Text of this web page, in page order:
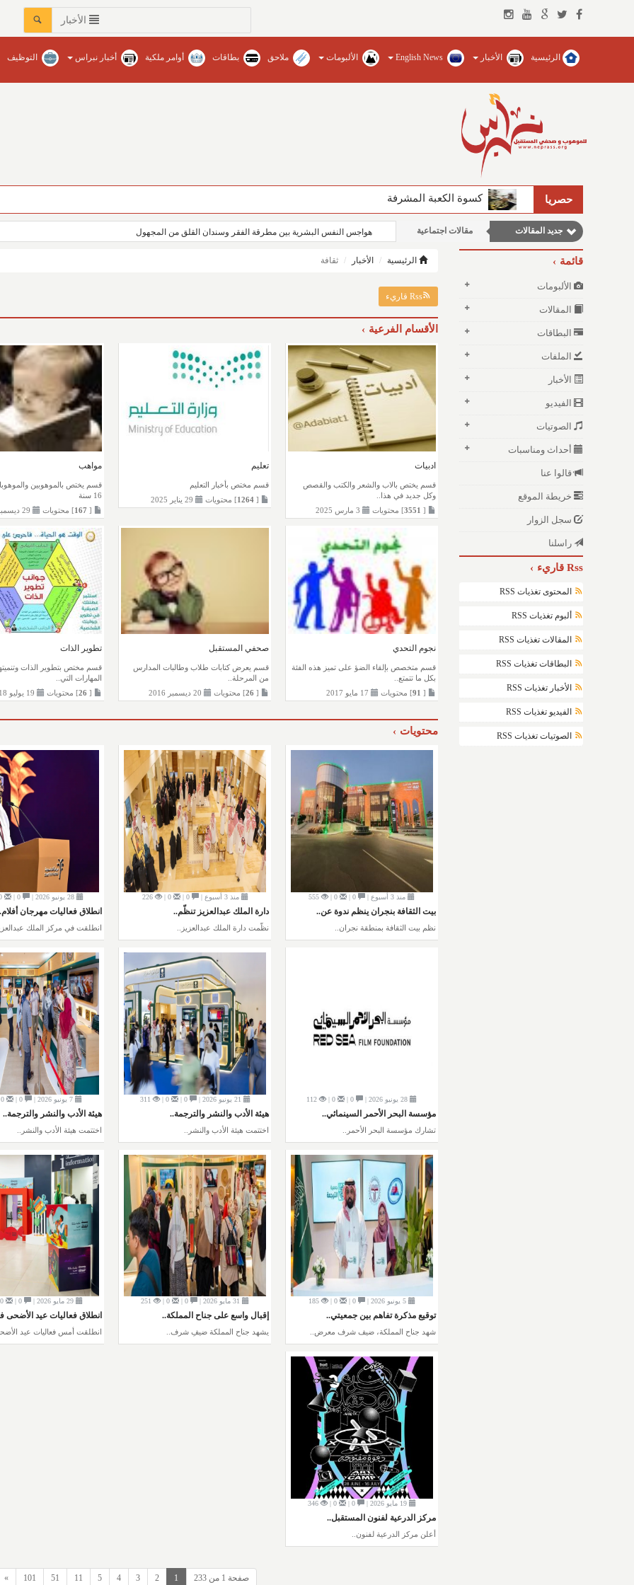
الأخبار
الرئيسية الأخبار English News الألبومات ملاحق بطاقات أوامر ملكية أخبار نبراس التوظيف
حصريا الفيصل يضخ المياه العذبة ويؤسس للجامعات في محافظات المنطقة‏ / نبراس - إنتصار عبدالله
جديد المقالات مقالات اجتماعية
نوافذ الثقافة و الأدب
مقالات إقتصادية
هواجس النفس البشرية بين مطرقة الفقر وسندان القلق من المجهول
قائمة
الألبومات
المقالات
البطاقات
الملفات
الأخبار
الفيديو
الصوتيات
أحداث ومناسبات
قالوا عنا
خريطة الموقع
سجل الزوار
راسلنا
Rss قاريء
المحتوى تغذيات RSS
ألبوم تغذيات RSS
المقالات تغذيات RSS
البطاقات تغذيات RSS
الأخبار تغذيات RSS
الفيديو تغذيات RSS
الصوتيات تغذيات RSS
الرئيسية الأخبار ثقافة
Rss قاريء
الأقسام الفرعية
ادبيات
قسم يختص بالاب والشعر والكتب والقصص
وكل جديد في هذا..
[
] محتويات
تعليم
قسم مختص بأخبار التعليم
[1264 ] محتويات 29 يناير 2025
مواهب
16 سنة
[167 ] محتويات 29 ديسمبر 2022
نجوم التحدي
قسم متخصص بإلقاء الضؤ على تميز هذه الفئة
بكل ما تتمتع..
[
] محتويات
صحفي المستقبل
قسم يعرض كتابات طلاب وطالبات المدارس
من المرحلة..
[26 ] محتويات 20 ديسمبر 2016
تطوير الذات
قسم مختص بتطوير الذات
المهارات التي..
[26 ] محتويات 19 يوليو 2018
محتويات
منذ 3 أسبوع | 0 |
0 |
555
بيت الثقافة بنجران ينظم ندوة عن..
نظم بيت الثقافة بمنطقة نجران..
منذ 3 أسبوع | 0 |
0 |
226
دارة الملك عبدالعزيز تنظّم..
نظّمت دارة الملك عبدالعزيز..
28 يونيو 2026 | 0 |
0 |
انطلاق فعاليات مهرجان
انطلقت في مركز الملك
28 يونيو 2026 | 0 |
0 |
112
مؤسسة البحر الأحمر السينمائي..
تشارك مؤسسة البحر الأحمر..
0 |
0 |
311
هيئة الأدب والنشر والترجمة..
اختتمت هيئة الأدب والنشر..
7 يونيو 2026 | 0 |
0 |
هيئة الأدب والنشر والترجمة..
اختتمت هيئة الأدب والنشر..
5 يونيو 2026 | 0 |
0 |
185
توقيع مذكرة تفاهم بين جمعيتي..
شهد جناح المملكة، ضيف شرف معرض..
31 مايو 2026 | 0 |
0 |
251
إقبال واسع على جناح المملكة..
يشهد جناح المملكة ضيفِ شرف..
29 مايو 2026 | 0 |
0 |
انطلاق فعاليات عيد الأضحى
انطلقت أمس فعاليات عيد
19 مايو 2026 | 0 |
0 |
346
مركز الدرعية لفنون المستقبل..
أعلن مركز الدرعية لفنون..
صفحة 1 من 233 1
2
3
4
5
11
51
101
»